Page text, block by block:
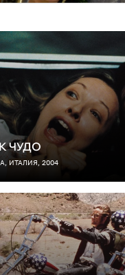
ЧУДО
ИТАЛИЯ, 2004